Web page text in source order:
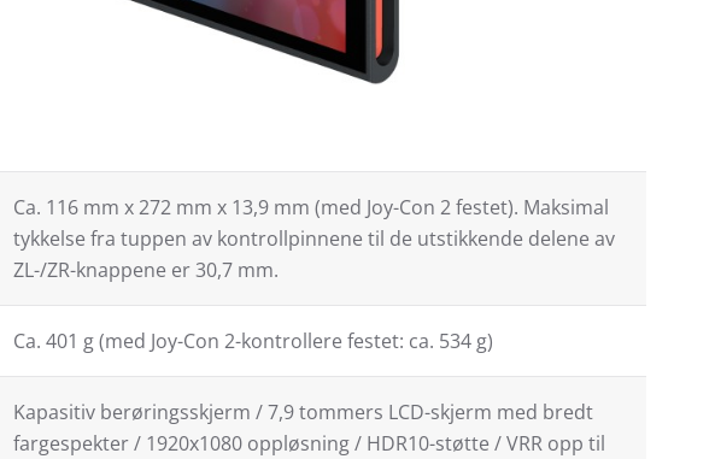
Ca. 116 mm x 272 mm x 13,9 mm (med Joy-Con 2 festet). Maksimal
tykkelse fra tuppen av kontrollpinnene til de utstikkende delene av
ZL-/ZR-knappene er 30,7 mm.
Ca. 401 g (med Joy-Con 2-kontrollere festet: ca. 534 g)
Kapasitiv berøringsskjerm / 7,9 tommers LCD-skjerm med bredt
fargespekter / 1920x1080 oppløsning / HDR10-støtte / VRR opp til